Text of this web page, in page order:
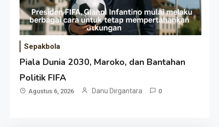
Sepakbola
Piala Dunia 2030, Maroko, dan Bantahan
Politik FIFA
Agustus 6, 2026 Danu Dirgantara 0